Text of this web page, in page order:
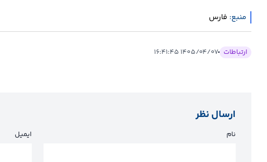
منبع: فارس
ارتباطات ۱۴۰۵/۰۴/۰۷ ۱۶:۴۱:۴۵
ارسال نظر
نام ایمیل